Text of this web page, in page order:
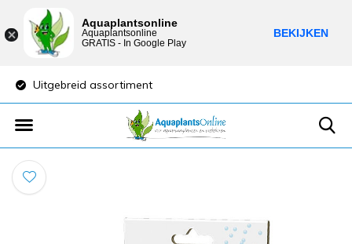
assortiment
Aquaplantsonline
Aquaplantsonline
GRATIS - In Google Play
BEKIJKEN